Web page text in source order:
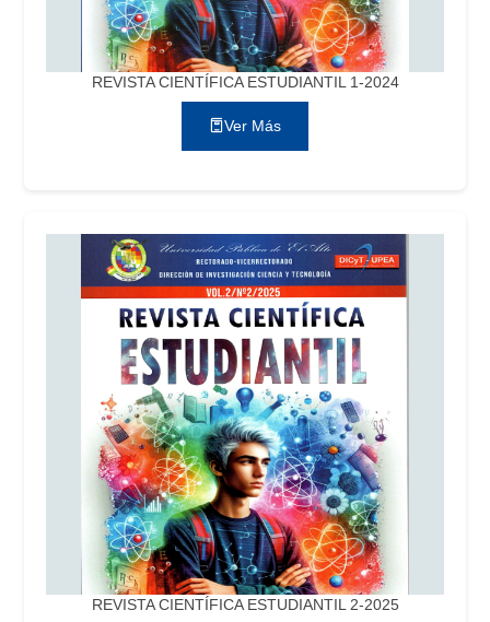
REVISTA CIENTÍFICA ESTUDIANTIL 1-2024
Ver Más
REVISTA CIENTÍFICA ESTUDIANTIL 2-2025